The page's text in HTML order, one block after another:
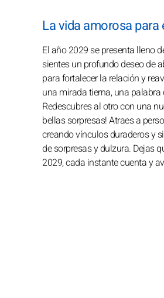
La vida amorosa para
El año 2029 se presenta lleno
sientes un profundo deseo de
para fortalecer la relación y
una mirada tierna, una
Redescubres al otro con una
bellas sorpresas! Atraes a
creando vínculos duraderos y
de sorpresas y dulzura. Dejas
2029, cada instante cuenta y